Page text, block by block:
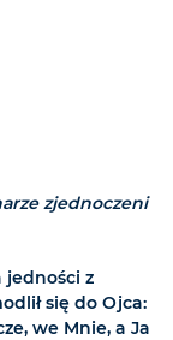
zjednoczeni
z
się do Ojca:
we Mnie, a Ja